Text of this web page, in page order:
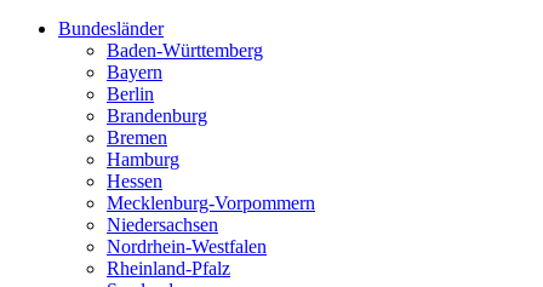
Bundesländer
Baden-Württemberg
Bayern
Berlin
Brandenburg
Bremen
Hamburg
Hessen
Mecklenburg-Vorpommern
Niedersachsen
Nordrhein-Westfalen
Rheinland-Pfalz